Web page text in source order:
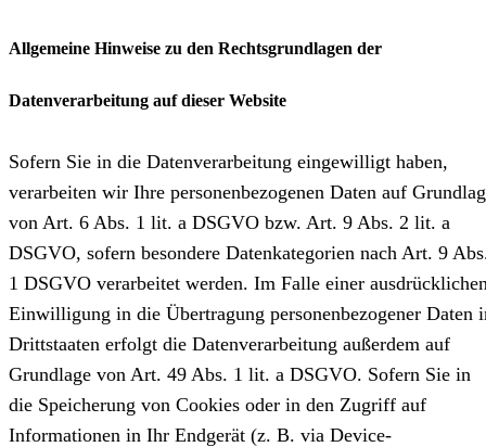
Allgemeine Hinweise zu den Rechtsgrundlagen der
Datenverarbeitung auf dieser Website
Sofern Sie in die Datenverarbeitung eingewilligt haben,
verarbeiten wir Ihre personenbezogenen Daten auf
von Art. 6 Abs. 1 lit. a DSGVO bzw. Art. 9 Abs. 2 lit. a
DSGVO, sofern besondere Datenkategorien nach Art. 9
1 DSGVO verarbeitet werden. Im Falle einer
Einwilligung in die Übertragung personenbezogener Daten
Drittstaaten erfolgt die Datenverarbeitung außerdem auf
Grundlage von Art. 49 Abs. 1 lit. a DSGVO. Sofern Sie in
die Speicherung von Cookies oder in den Zugriff auf
Informationen in Ihr Endgerät (z. B. via Device-